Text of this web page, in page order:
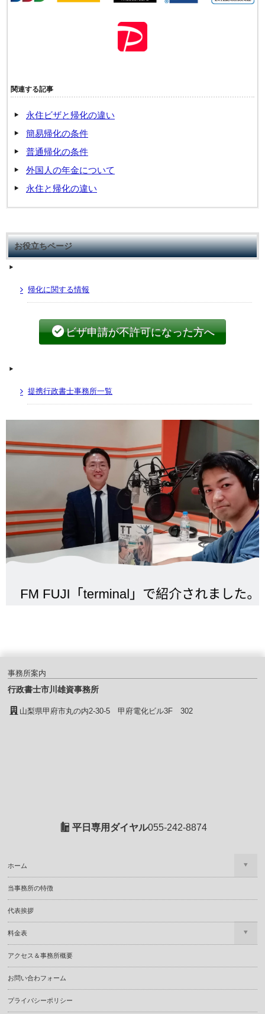
関連する記事
永住ビザと帰化の違い
簡易帰化の条件
普通帰化の条件
外国人の年金について
永住と帰化の違い
お役立ちページ
帰化に関する情報
ビザ申請が不許可になった方へ
提携行政書士事務所一覧
事務所案内
行政書士市川雄資事務所
山梨県甲府市丸の内2-30-5 甲府電化ビル3F 302
平日専用ダイヤル055-242-8874
ホーム
当事務所の特徴
代表挨拶
料金表
アクセス＆事務所概要
お問い合わフォーム
プライバシーポリシー